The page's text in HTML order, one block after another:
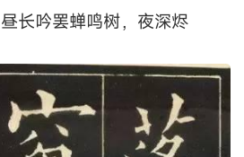
昼长吟罢蝉鸣树，夜深烬